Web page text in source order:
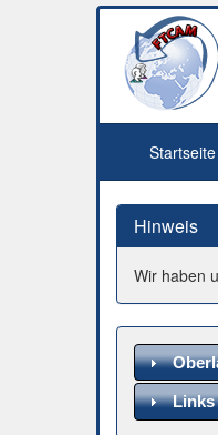
Startseite
Hinweis
Wir haben
Links